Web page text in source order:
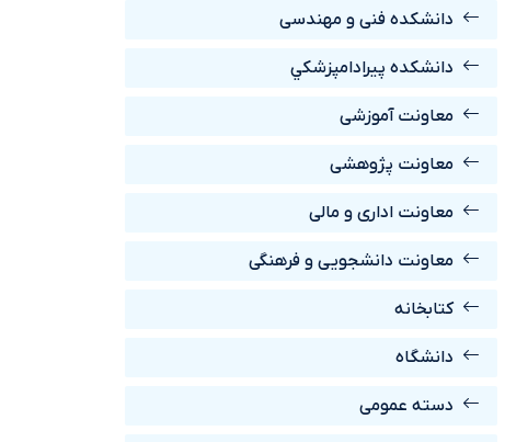
دانشکده فنی و مهندسی
دانشکده پيرادامپزشکي
معاونت آموزشی
معاونت پژوهشی
معاونت اداری و مالی
معاونت دانشجویی و فرهنگی
کتابخانه
دانشگاه
دسته عمومی